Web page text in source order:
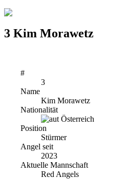
3 Kim Morawetz
#
3
Name
Kim Morawetz
Nationalität
Österreich
Position
Stürmer
Angel seit
2023
Aktuelle Mannschaft
Red Angels